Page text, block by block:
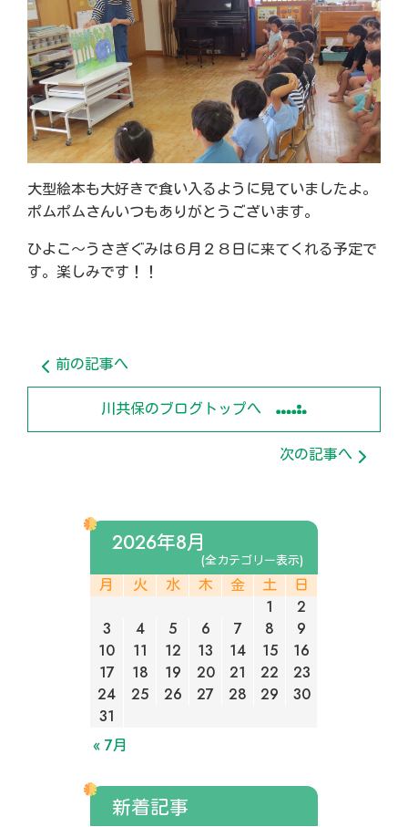
大型絵本も大好きで食い入るように見ていましたよ。
ポムポムさんいつもありがとうございます。
ひよこ～うさぎぐみは６月２８日に来てくれる予定で
す。楽しみです！！
前の記事へ
川共保のブログトップへ
次の記事へ
2026年8月
(全カテゴリー表示)
月 火 水 木 金 土 日
« 7月
1
2
3
4 5 6 7 8
9
10
11 12 13 14 15
16
17
18 19 20 21 22
23
24
25 26 27 28 29
30
31
新着記事